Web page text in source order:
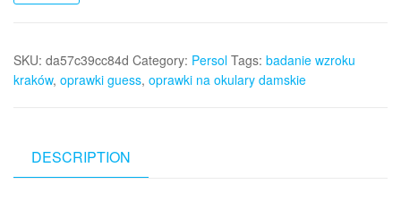
SKU: da57c39cc84d Category: Persol Tags: badanie wzroku
kraków, oprawki guess, oprawki na okulary damskie
DESCRIPTION